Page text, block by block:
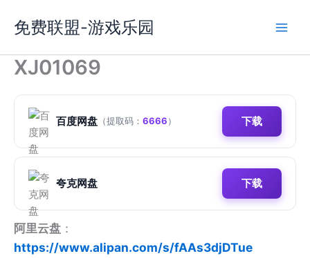
容
免费联盟-游戏乐园
XJ01069
百度网盘 （提取码： 6666） 下载
夸克网盘 下载
阿里云盘 ：
https://www.alipan.com/s/fAAs3djDTue